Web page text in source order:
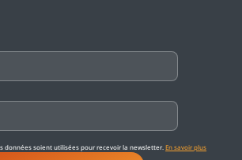
données soient utilisées pour recevoir la newsletter.En savoir plus